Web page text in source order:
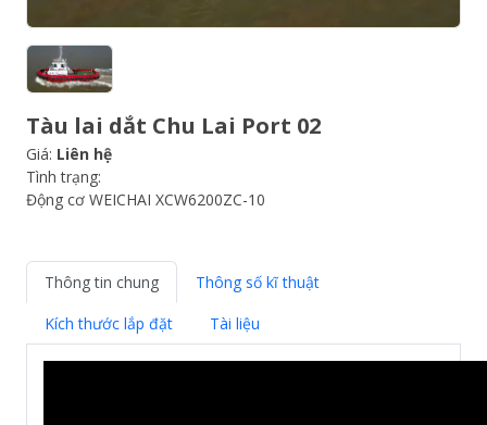
Tàu lai dắt Chu Lai Port 02
Giá: Liên hệ
Tình trạng:
Động cơ WEICHAI XCW6200ZC-10
Thông tin chung
Thông số kĩ thuật
Kích thước lắp đặt
Tài liệu